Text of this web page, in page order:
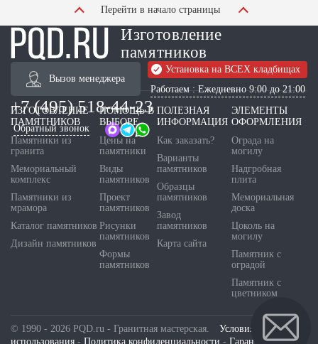
Перейти в начало страницы
Изготовление
памятников
Вызов менеджера
Установка на ВСЕХ кладбищах
Работаем : Ежедневно 9:00 до 21:00
+7 (495) 518-44-23
Обратный звонок
ИЗГОТОВЛЕНИЕ
ПАМЯТНИКОВ
Памятники из
гранита
Мемориальный
комплекс
Памятники из
мрамора
Каталог памятников
Дизайн памятников
ПОМОЩЬ В
ВЫБОРЕ
Цены на
памятники
Виды
памятников
Проект
памятников
Рисунки
памятников
Формы
памятников
ПОЛЕЗНАЯ
ИНФОРМАЦИЯ
Как заказать?
Варианты
памятников
Образцы
памятников
Завод
памятников
Карта сайта
ЭЛЕМЕНТЫ
ОФОРМЛЕНИЯ
Ограда на
могилу
Надгробная
плита
Мемориальная
доска
Цоколь на
могилу
Памятник с
оградой
Памятник с
цветником
© 1990 - 2026 PQD.ru - Гранитная мастерская. Условия
использования - Политика конфиденциальности - Гарантия и